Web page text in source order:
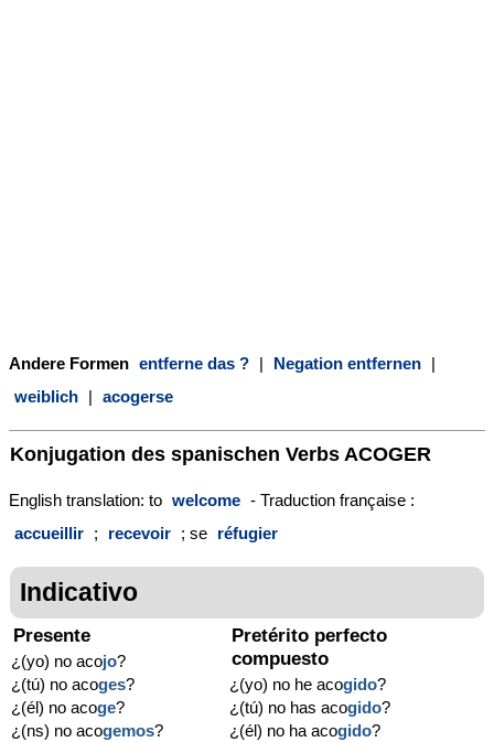
Andere Formen entferne das ? | Negation entfernen |
weiblich | acogerse
Konjugation des spanischen Verbs ACOGER
English translation: to welcome - Traduction française :
accueillir ; recevoir ; se réfugier
Indicativo
Presente
¿(yo) no acojo?
¿(tú) no acoges?
¿(él) no acoge?
¿(ns) no acogemos?
Pretérito perfecto
compuesto
¿(yo) no he acogido?
¿(tú) no has acogido?
¿(él) no ha acogido?